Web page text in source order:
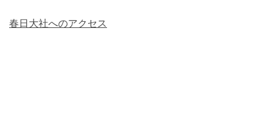
春日大社へのアクセス